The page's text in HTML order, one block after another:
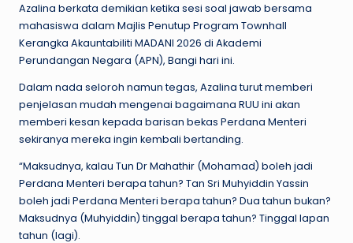
Azalina berkata demikian ketika sesi soal jawab bersama
mahasiswa dalam Majlis Penutup Program Townhall
Kerangka Akauntabiliti MADANI 2026 di Akademi
Perundangan Negara (APN), Bangi hari ini.
Dalam nada seloroh namun tegas, Azalina turut memberi
penjelasan mudah mengenai bagaimana RUU ini akan
memberi kesan kepada barisan bekas Perdana Menteri
sekiranya mereka ingin kembali bertanding.
“Maksudnya, kalau Tun Dr Mahathir (Mohamad) boleh jadi
Perdana Menteri berapa tahun? Tan Sri Muhyiddin Yassin
boleh jadi Perdana Menteri berapa tahun? Dua tahun bukan?
Maksudnya (Muhyiddin) tinggal berapa tahun? Tinggal lapan
tahun (lagi).